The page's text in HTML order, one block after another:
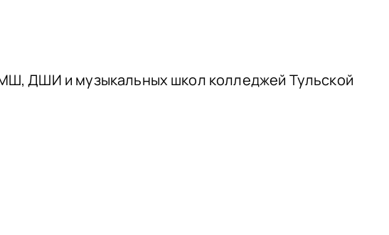
ДШИ и музыкальных школ колледжей Тульской